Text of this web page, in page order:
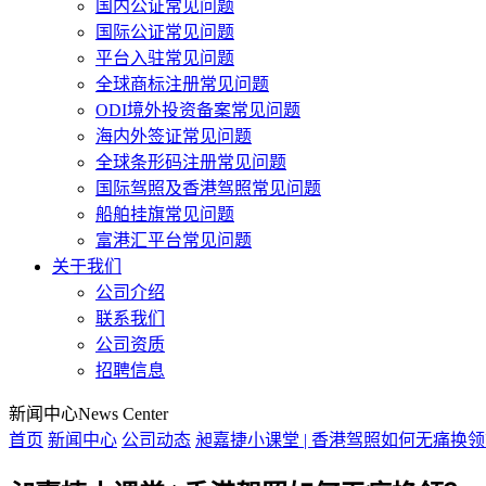
国内公证常见问题
国际公证常见问题
平台入驻常见问题
全球商标注册常见问题
ODI境外投资备案常见问题
海内外签证常见问题
全球条形码注册常见问题
国际驾照及香港驾照常见问题
船舶挂旗常见问题
富港汇平台常见问题
关于我们
公司介绍
联系我们
公司资质
招聘信息
新闻中心News Center
首页 新闻中心 公司动态 昶嘉捷小课堂 | 香港驾照如何无痛换